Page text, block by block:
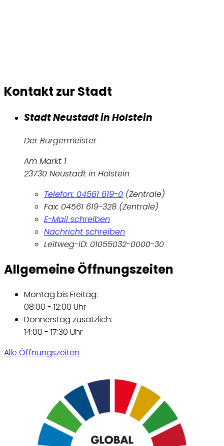
Kontakt zur Stadt
Stadt Neustadt in Holstein
Der Bürgermeister
Am Markt 1
23730 Neustadt in Holstein
Telefon: 04561 619-0 (Zentrale)
Fax: 04561 619-328 (Zentrale)
E-Mail schreiben
Nachricht schreiben
Leitweg-ID: 01055032-0000-30
Allgemeine Öffnungszeiten
Montag bis Freitag:
08:00 - 12:00 Uhr
Donnerstag zusätzlich:
14:00 - 17:30 Uhr
Alle Öffnungszeiten